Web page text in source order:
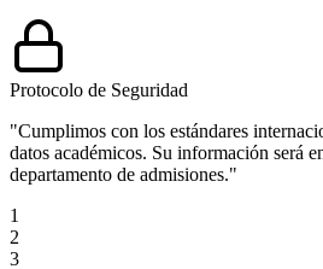
Protocolo de Seguridad
"Cumplimos con los estándares
datos académicos. Su información será
departamento de admisiones."
1
2
3